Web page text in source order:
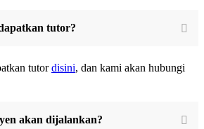
tutor?
tutordisini, dan kami akan hubungi
akan dijalankan?